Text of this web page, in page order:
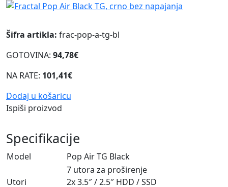
Šifra artikla: frac-pop-a-tg-bl
GOTOVINA: 94,78€
NA RATE: 101,41€
Dodaj u košaricu
Ispiši proizvod
Specifikacije
Model Pop Air TG Black
Utori
7 utora za proširenje
2x 3.5″ / 2.5″ HDD / SSD